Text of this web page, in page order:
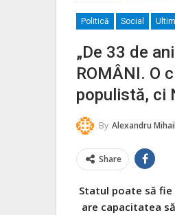
Politică Social
„De 33 de
ROMÂNI. O
populistă, ci
By Alexandru Mihail
Share
Statul poate să
are capacitatea